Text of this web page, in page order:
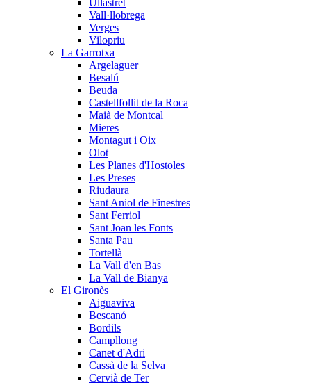
Ullastret
Vall·llobrega
Verges
Vilopriu
La Garrotxa
Argelaguer
Besalú
Beuda
Castellfollit de la Roca
Maià de Montcal
Mieres
Montagut i Oix
Olot
Les Planes d'Hostoles
Les Preses
Riudaura
Sant Aniol de Finestres
Sant Ferriol
Sant Joan les Fonts
Santa Pau
Tortellà
La Vall d'en Bas
La Vall de Bianya
El Gironès
Aiguaviva
Bescanó
Bordils
Campllong
Canet d'Adri
Cassà de la Selva
Cervià de Ter